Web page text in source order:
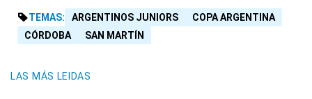
TEMAS: ARGENTINOS JUNIORS
COPA ARGENTINA
CÓRDOBA
SAN MARTÍN
LAS MÁS LEIDAS